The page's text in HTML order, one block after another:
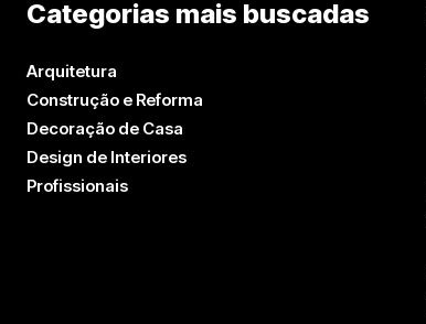
Categorias mais buscadas
Arquitetura
Construção e Reforma
Decoração de Casa
Design de Interiores
Profissionais